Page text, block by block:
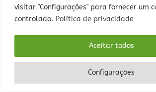
visitar "Configurações" para fornecer um
controlado. Política de privacidade
Configurações
Aceitar todos
Rua Sepé Tiaraju, 1013 - Bairro Santa Tereza,